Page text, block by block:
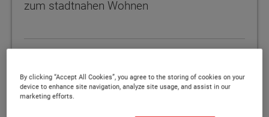
zum stadtnahen Wohnen
By clicking “Accept All Cookies”, you agree to the storing of cookies on your
device to enhance site navigation, analyze site usage, and assist in our
marketing efforts.